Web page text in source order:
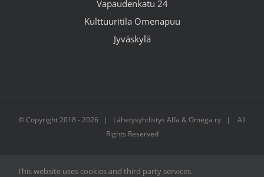
Vapaudenkatu 24
Kulttuuritila Omenapuu
Jyväskylä
© Copyright 2018 -2026 | Lähetysyhdistys Alfa & Omega ry | All
Rights Reserved
This website uses cookies and third party services.